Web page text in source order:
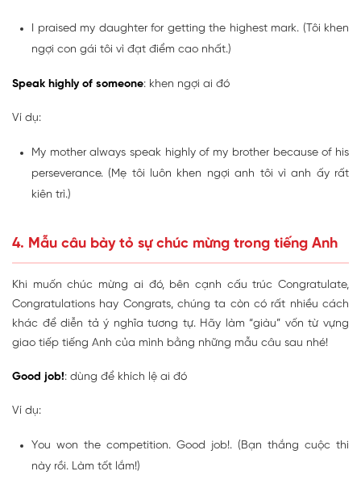
I praised my daughter for getting the highest mark. (Tôi khen
ngợi con gái tôi vì đạt điểm cao nhất.)
Speak highly of someone: khen ngợi ai đó
Ví dụ:
My mother always speak highly of my brother because of his
perseverance. (Mẹ tôi luôn khen ngợi anh tôi vì anh ấy rất
kiên trì.)
4. Mẫu câu bày tỏ sự chúc mừng trong tiếng Anh
Khi muốn chúc mừng ai đó, bên cạnh cấu trúc Congratulate,
Congratulations hay Congrats, chúng ta còn có rất nhiều cách
khác để diễn tả ý nghĩa tương tự. Hãy làm “giàu” vốn từ vựng
giao tiếp tiếng Anh của mình bằng những mẫu câu sau nhé!
Good job!: dùng để khích lệ ai đó
Ví dụ:
You won the competition. Good job!. (Bạn thắng cuộc thi
này rồi. Làm tốt lắm!)